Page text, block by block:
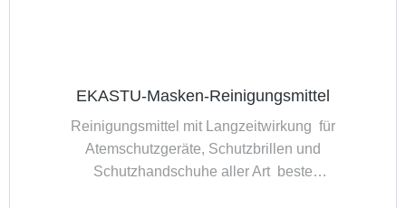
EKASTU-Masken-Reinigungsmittel
Reinigungsmittel mit Langzeitwirkung für
Atemschutzgeräte, Schutzbrillen und
Schutzhandschuhe aller Art beste